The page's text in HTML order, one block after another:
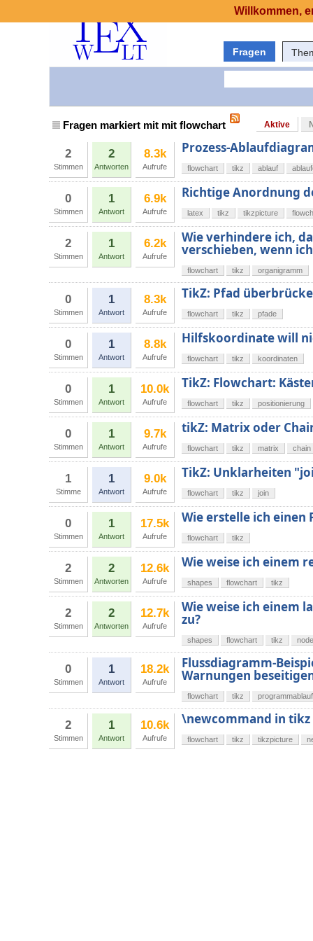
Fragen
Fragen markiert mit mit flowchart Aktive
2
Stimmen
2
Antworten
8.3k
Aufrufe
Prozess-
flowchart tikz ablauf
0
Stimmen
1
Antwort
6.9k
Aufrufe
Richtige Anordnung
latex tikz tikzpicture
2
Stimmen
1
Antwort
6.2k
Aufrufe
Wie verhindere ich,
verschieben, wenn
flowchart tikz organigramm
0
Stimmen
1
Antwort
8.3k
Aufrufe
TikZ: Pfad
flowchart tikz pfade
0
Stimmen
1
Antwort
8.8k
Aufrufe
Hilfskoordinate will
flowchart tikz koordinaten
0
Stimmen
1
Antwort
10.0k
Aufrufe
TikZ: Flowchart:
flowchart tikz positionierung
0
Stimmen
1
Antwort
9.7k
Aufrufe
tikZ: Matrix oder
flowchart tikz matrix chain
1
Stimme
1
Antwort
9.0k
Aufrufe
TikZ: Unklarheiten
flowchart tikz join
0
Stimmen
1
Antwort
17.5k
Aufrufe
Wie erstelle ich
flowchart tikz
2
Stimmen
2
Antworten
12.6k
Aufrufe
Wie weise ich einem
shapes flowchart tikz
2
Stimmen
2
Antworten
12.7k
Aufrufe
Wie weise ich einem
zu?
shapes flowchart tikz
0
Stimmen
1
Antwort
18.2k
Aufrufe
Flussdiagramm-
Warnungen
flowchart tikz
2
Stimmen
1
Antwort
10.6k
Aufrufe
\newcommand in
flowchart tikz tikzpicture
Willkommen,